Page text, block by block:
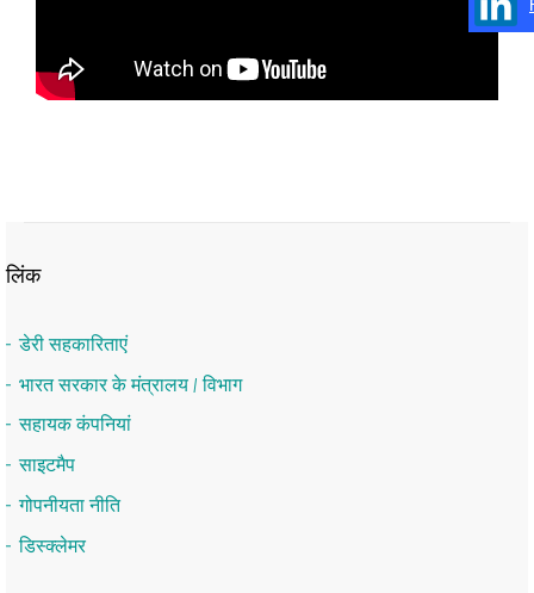
लिंक
डेरी सहकारिताएं
भारत सरकार के मंत्रालय / विभाग
सहायक कंपनियां
साइटमैप
गोपनीयता नीति
डिस्क्लेमर